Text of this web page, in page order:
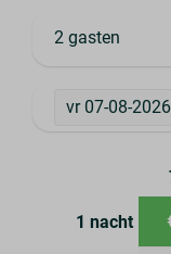
2 gasten
vr 07-08-2026
1 nacht